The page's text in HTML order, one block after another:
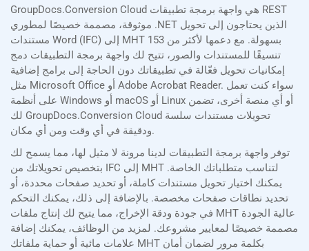
GroupDocs.Conversion Cloud هي واجهة برمجة تطبيقات REST
موثوقة، مصممة خصيصًا لمطوري .NET الذين يحتاجون إلى تحويل
مستندات Word (IFC) إلى MHT بسهولة. مع دعمها لأكثر من 153
تنسيقًا للمستندات والصور، تتيح لك واجهة برمجة التطبيقات دمج
إمكانيات تحويل فعّالة في تطبيقاتك دون الحاجة إلى برامج إضافية
مثل Microsoft Office أو Adobe Acrobat Reader. سواء كنت تعمل
على أنظمة Windows أو macOS أو Linux أو أي منصة أخرى، تضمن
لك GroupDocs.Conversion Cloud تحويلات مستندات سلسة
ودقيقة في أي وقت ومن أي مكان.
توفر واجهة برمجة التطبيقات لدينا مرونة لا مثيل لها، مما يسمح لك
بتخصيص تحويلاتك من IFC إلى MHT لتناسب متطلباتك الخاصة.
يمكنك اختيار تحويل مستندات كاملة، أو تحديد صفحات محددة، أو
تحديد نطاقات صفحات مخصصة. بالإضافة إلى ذلك، يمكنك التحكم
في جودة ودقة الإخراج، مما يتيح لك إنتاج ملفات MHT عالية الجودة
مصممة خصيصًا لمعايير مشروعك. لمزيد من الوظائف، يمكنك إضافة
علامات مائية أو حماية ملفاتك MHT بكلمة مرور لضمان أمان